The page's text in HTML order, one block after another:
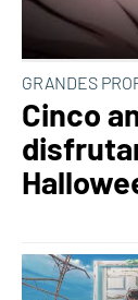
GRANDES
Cinco